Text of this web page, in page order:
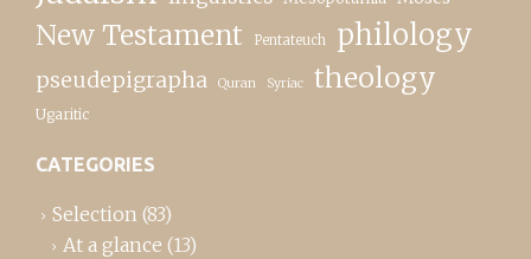
New Testament Pentateuch philology
pseudepigrapha Quran Syriac theology
Ugaritic
CATEGORIES
Selection (83)
At a glance (13)